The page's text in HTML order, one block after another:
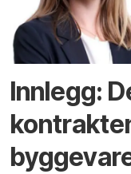
Innlegg: